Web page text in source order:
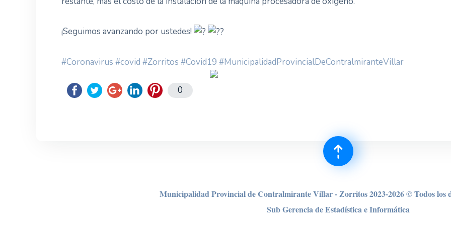
¡Seguimos avanzando por ustedes!
#Coronavirus #covid #Zorritos #Covid19 #MunicipalidadProvincialDeContralmiranteVillar
0
Municipalidad Provincial de Contralmirante Villar - Zorritos 2023-2026 © Todos los
Sub Gerencia de Estadística e Informática